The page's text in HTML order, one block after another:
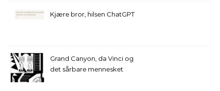
Kjære bror, hilsen ChatGPT
Grand Canyon, da Vinci og
det sårbare mennesket